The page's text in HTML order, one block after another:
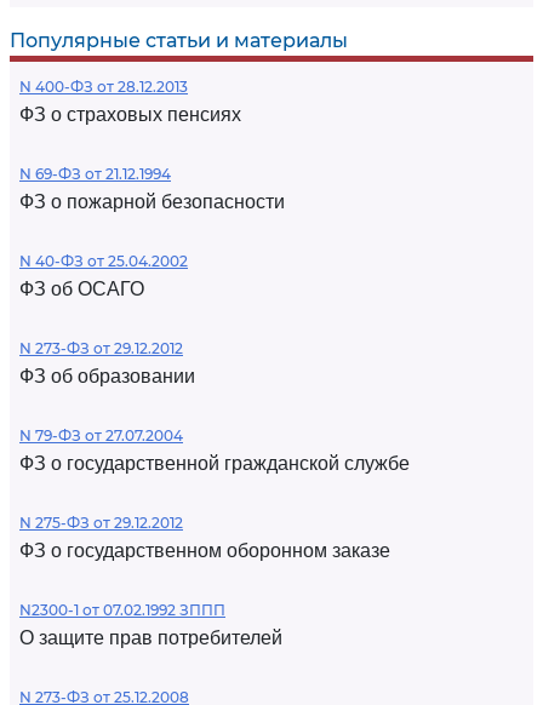
Популярные статьи и материалы
N 400-ФЗ от 28.12.2013
ФЗ о страховых пенсиях
N 69-ФЗ от 21.12.1994
ФЗ о пожарной безопасности
N 40-ФЗ от 25.04.2002
ФЗ об ОСАГО
N 273-ФЗ от 29.12.2012
ФЗ об образовании
N 79-ФЗ от 27.07.2004
ФЗ о государственной гражданской службе
N 275-ФЗ от 29.12.2012
ФЗ о государственном оборонном заказе
N2300-1 от 07.02.1992 ЗППП
О защите прав потребителей
N 273-ФЗ от 25.12.2008